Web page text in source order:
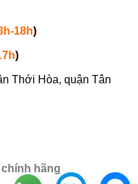
18h)
)
Thới Hòa, quận Tân
hãng